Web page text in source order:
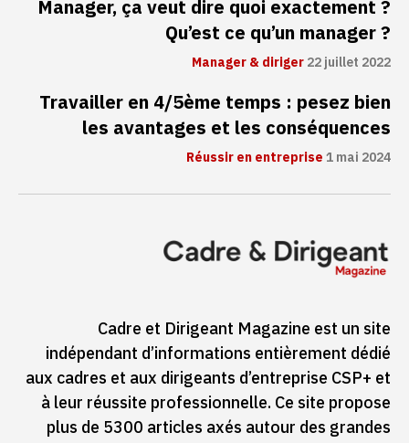
Manager, ça veut dire quoi exactement ?
Qu’est ce qu’un manager ?
Manager & diriger22 juillet 2022
Travailler en 4/5ème temps : pesez bien
les avantages et les conséquences
Réussir en entreprise1 mai 2024
Cadre et Dirigeant Magazine est un site
indépendant d’informations entièrement dédié
aux cadres et aux dirigeants d’entreprise CSP+ et
à leur réussite professionnelle. Ce site propose
plus de 5300 articles axés autour des grandes